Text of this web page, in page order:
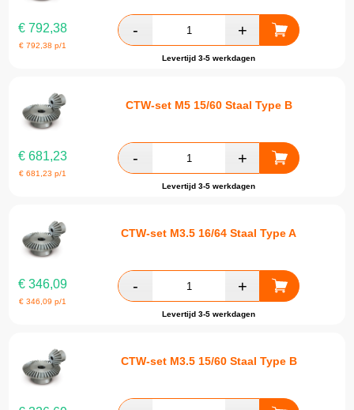
€ 792,38
€792,38 p/1
Levertijd 3-5 werkdagen
CTW-set M5 15/60 Staal Type B
€ 681,23
€681,23 p/1
Levertijd 3-5 werkdagen
CTW-set M3.5 16/64 Staal Type A
€ 346,09
€346,09 p/1
Levertijd 3-5 werkdagen
CTW-set M3.5 15/60 Staal Type B